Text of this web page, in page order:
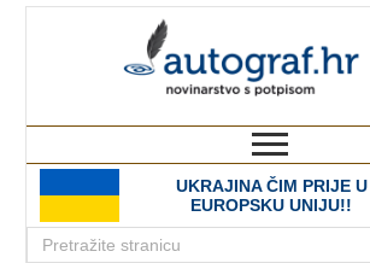
UKRAJINA ČIM PRIJE U
EUROPSKU UNIJU!!